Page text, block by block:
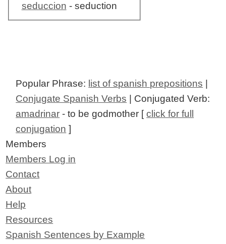
seduccion - seduction
Popular Phrase: list of spanish prepositions
Conjugate Spanish Verbs | Conjugated Verb:
amadrinar - to be godmother [click for full
conjugation ]
Members
Members Log in
Contact
About
Help
Resources
Spanish Sentences by Example